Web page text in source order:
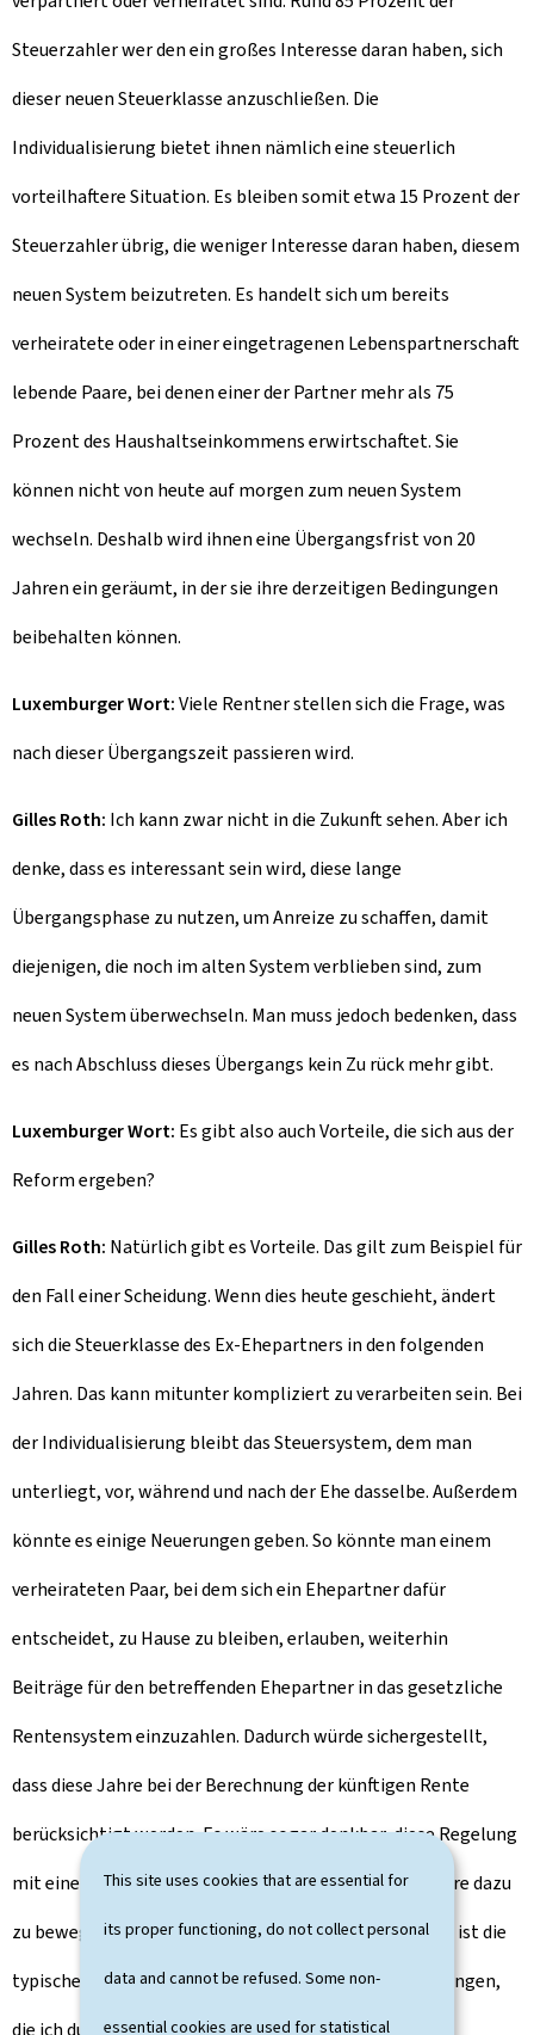
This site uses cookies that are essential for
its proper functioning, do not collect personal
data and cannot be refused. Some non-
essential cookies are used for statistical
Steuerzahler wer den ein großes Interesse daran haben, sich
dieser neuen Steuerklasse anzuschließen. Die
Individualisierung bietet ihnen nämlich eine steuerlich
vorteilhaftere Situation. Es bleiben somit etwa 15 Prozent der
Steuerzahler übrig, die weniger Interesse daran haben, diesem
neuen System beizutreten. Es handelt sich um bereits
verheiratete oder in einer eingetragenen Lebenspartnerschaft
lebende Paare, bei denen einer der Partner mehr als 75
Prozent des Haushaltseinkommens erwirtschaftet. Sie
können nicht von heute auf morgen zum neuen System
wechseln. Deshalb wird ihnen eine Übergangsfrist von 20
Jahren ein geräumt, in der sie ihre derzeitigen Bedingungen
beibehalten können.
Luxemburger Wort:Viele Rentner stellen sich die Frage, was
nach dieser Übergangszeit passieren wird.
Gilles Roth: Ich kann zwar nicht in die Zukunft sehen. Aber ich
denke, dass es interessant sein wird, diese lange
Übergangsphase zu nutzen, um Anreize zu schaffen, damit
diejenigen, die noch im alten System verblieben sind, zum
neuen System überwechseln. Man muss jedoch bedenken, dass
es nach Abschluss dieses Übergangs kein Zu rück mehr gibt.
Luxemburger Wort: Es gibt also auch Vorteile, die sich aus der
Reform ergeben?
Gilles Roth: Natürlich gibt es Vorteile. Das gilt zum Beispiel für
den Fall einer Scheidung. Wenn dies heute geschieht, ändert
sich die Steuerklasse des Ex-Ehepartners in den folgenden
Jahren. Das kann mitunter kompliziert zu verarbeiten sein. Bei
der Individualisierung bleibt das Steuersystem, dem man
unterliegt, vor, während und nach der Ehe dasselbe. Außerdem
könnte es einige Neuerungen geben. So könnte man einem
verheirateten Paar, bei dem sich ein Ehepartner dafür
entscheidet, zu Hause zu bleiben, erlauben, weiterhin
Beiträge für den betreffenden Ehepartner in das gesetzliche
Rentensystem einzuzahlen. Dadurch würde sichergestellt,
dass diese Jahre bei der Berechnung der künftigen Rente
berücksichtigt werden. Es wäre sogar denkbar, diese Regelung
mit einem Steuerfreibetrag zu verknüpfen, um die Paare dazu
zu bewegen, sich für diese Lösung zu entscheiden. Dies ist die
typische Art von Mechanismus, die ich nach den Beratungen,
die ich durchführen werde, vorschlagen könnte.